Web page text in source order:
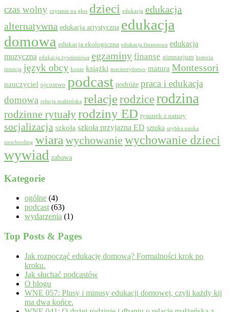
czas wolny czytanie na głos dzieci edukacja edukacja
alternatywna edukacja artystyczna edukacja
domowa edukacja ekologiczna edukacja finansowa edukacja
muzyczna edukacja żywieniowa egzaminy finanse gimnazjum historia
intuicja język obcy konie książki macierzyństwo matura Montessori
nauczyciel ojcostwo podcast podróże praca i edukacja
domowa relacja małżeńska relacjerodzicerodzina
rodzinne rytuałyrodziny ED rysunek z natury
socjalizacja szkoła szkoła przyjazna ED sztuka szybka nauka
unschooling wiara wychowanie wychowanie dzieci
wywiad zabawa
Kategorie
ogólne (4)
podcast (63)
wydarzenia (1)
Top Posts & Pages
Jak rozpocząć edukację domową? Formalności krok po
kroku.
Jak słuchać podcastów
O blogu
WNE 057: Plusy i minusy edukacji domowej, czyli każdy kij
ma dwa końce.